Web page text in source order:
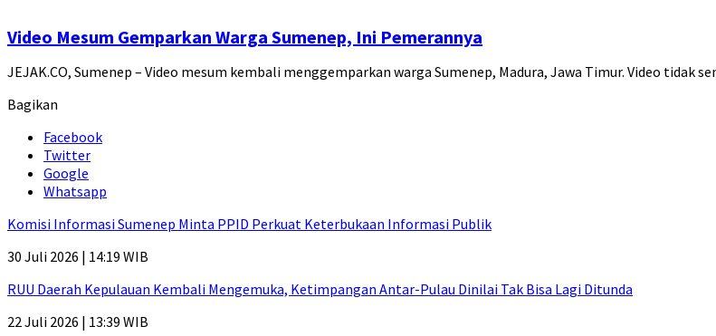
Video Mesum Gemparkan Warga Sumenep, Ini Pemerannya
JEJAK.CO, Sumenep – Video mesum kembali menggemparkan warga Sumenep, Madura, Jawa Timur. Video tidak
Bagikan
Facebook
Twitter
Google
Whatsapp
Komisi Informasi Sumenep Minta PPID Perkuat Keterbukaan Informasi Publik
30 Juli 2026 | 14:19 WIB
RUU Daerah Kepulauan Kembali Mengemuka, Ketimpangan Antar-Pulau Dinilai Tak Bisa Lagi Ditunda
22 Juli 2026 | 13:39 WIB